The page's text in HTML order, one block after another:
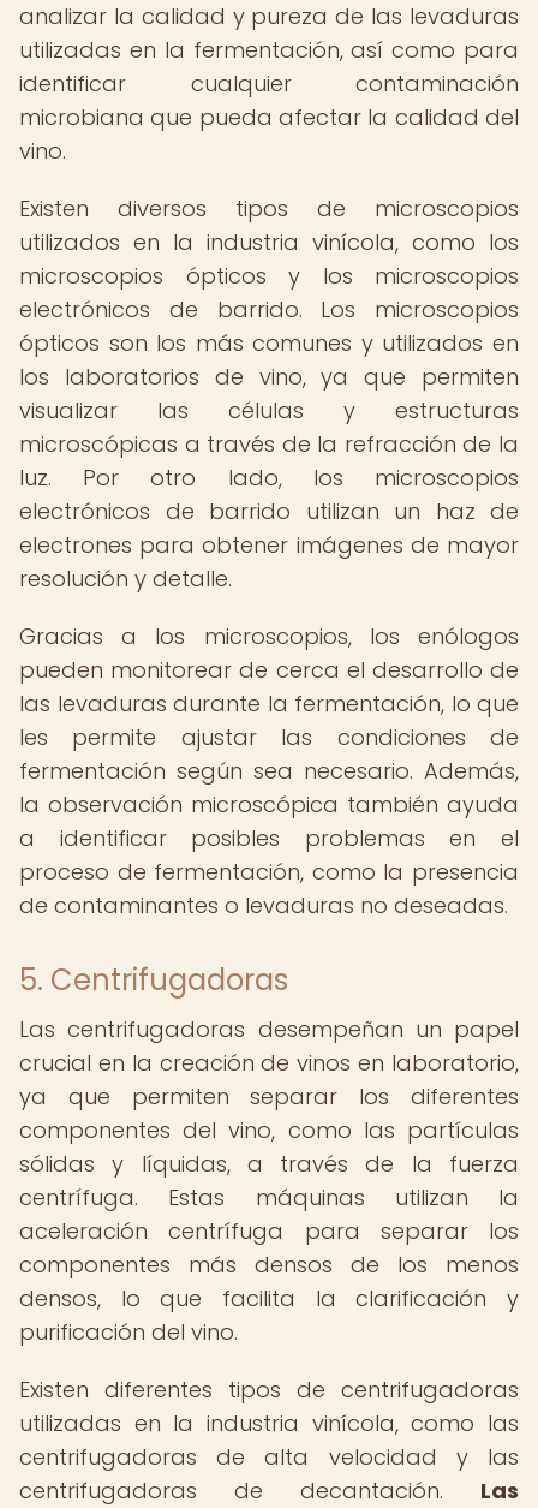
analizar la calidad y pureza de las levaduras
utilizadas en la fermentación, así como para
identificar cualquier contaminación
microbiana que pueda afectar la calidad del
vino.
Existen diversos tipos de microscopios
utilizados en la industria vinícola, como los
microscopios ópticos y los microscopios
electrónicos de barrido. Los microscopios
ópticos son los más comunes y utilizados en
los laboratorios de vino, ya que permiten
visualizar las células y estructuras
microscópicas a través de la refracción de la
luz. Por otro lado, los microscopios
electrónicos de barrido utilizan un haz de
electrones para obtener imágenes de mayor
resolución y detalle.
Gracias a los microscopios, los enólogos
pueden monitorear de cerca el desarrollo de
las levaduras durante la fermentación, lo que
les permite ajustar las condiciones de
fermentación según sea necesario. Además,
la observación microscópica también ayuda
a identificar posibles problemas en el
proceso de fermentación, como la presencia
de contaminantes o levaduras no deseadas.
5. Centrifugadoras
Las centrifugadoras desempeñan un papel
crucial en la creación de vinos en laboratorio,
ya que permiten separar los diferentes
componentes del vino, como las partículas
sólidas y líquidas, a través de la fuerza
centrífuga. Estas máquinas utilizan la
aceleración centrífuga para separar los
componentes más densos de los menos
densos, lo que facilita la clarificación y
purificación del vino.
Existen diferentes tipos de centrifugadoras
utilizadas en la industria vinícola, como las
centrifugadoras de alta velocidad y las
centrifugadoras de decantación. Las